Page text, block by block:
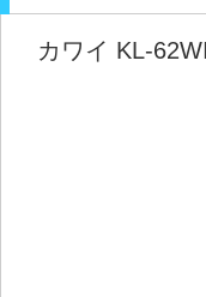
カワイ KL-